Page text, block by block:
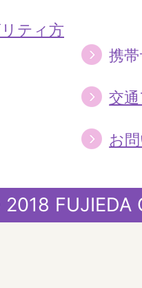
ティ方
携
交
お
FUJIEDA